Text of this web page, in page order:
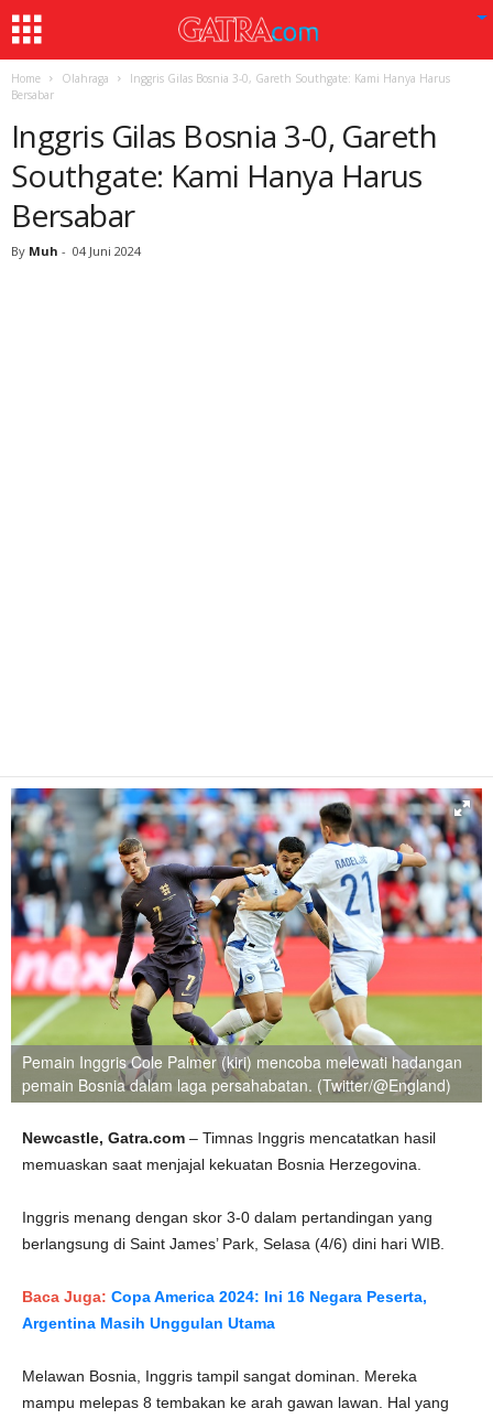
Home Olahraga
Inggris Gilas Bosnia 3-0, Gareth Southgate: Kami Hanya Harus
Bersabar
Inggris Gilas Bosnia 3-0, Gareth
Southgate: Kami Hanya Harus
Bersabar
By Muh - 04 Juni 2024
Pemain Inggris Cole Palmer (kiri) mencoba melewati hadangan
pemain Bosnia dalam laga persahabatan. (Twitter/@England)
Newcastle, Gatra.com – Timnas Inggris mencatatkan hasil
memuaskan saat menjajal kekuatan Bosnia Herzegovina.
Inggris menang dengan skor 3-0 dalam pertandingan yang
berlangsung di Saint James’ Park, Selasa (4/6) dini hari WIB.
Baca Juga: Copa America 2024: Ini 16 Negara Peserta,
Argentina Masih Unggulan Utama
Melawan Bosnia, Inggris tampil sangat dominan. Mereka
mampu melepas 8 tembakan ke arah gawan lawan. Hal yang